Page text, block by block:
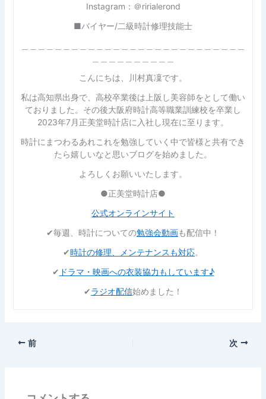
Instagram：＠ririalerond
■バイヤー/二級時計修理技能士
こんにちは、川村真凜です。
私は高知県出身で、高校卒業後は上阪し美容師をとして働い
ておりました。その後大阪府時計高等職業訓練校を卒業し
2023年7月正美堂時計店に入社し現在に至ります。
時計にまつわるあれこれを勉強していく中で皆様と共有でき
たら嬉しいなと思いブログを始めました。
よろしくお願いいたします。
●正美堂時計店●
公式オンラインサイト
✔︎毎週、時計についての勉強会動画も配信中！
✔︎時計の修理、メンテナンスも対応。
✔︎ ドラマ・映画への衣装協力もしています♪
✔︎ラジオ配信始めました！
前 次